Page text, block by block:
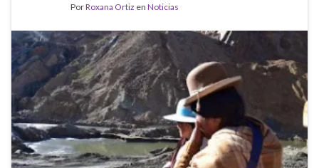
PorRoxana Ortiz en Noticias